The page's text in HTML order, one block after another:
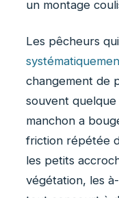
un montage
Les pêcheurs
changement de
souvent
manchon a
friction répétée
les petits
végétation, les